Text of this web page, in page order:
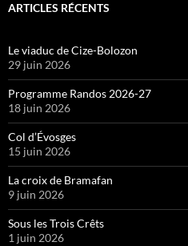
ARTICLES RÉCENTS
Le viaduc de Cize-Bolozon
29 juin 2026
Programme Randos 2026-27
18 juin 2026
Col d’Évosges
15 juin 2026
La croix de Bramafan
9 juin 2026
Sous les Trois Crêts
1 juin 2026